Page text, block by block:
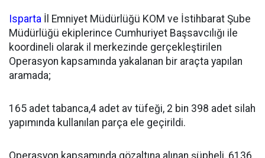
Isparta İl Emniyet Müdürlüğü KOM ve İstihbarat Şube
Müdürlüğü ekiplerince Cumhuriyet Başsavcılığı ile
koordineli olarak il merkezinde gerçekleştirilen
Operasyon kapsamında yakalanan bir araçta yapılan
aramada;
165 adet tabanca,4 adet av tüfeği, 2 bin 398 adet silah
yapımında kullanılan parça ele geçirildi.
Operasyon kapsamında gözaltına alınan şüpheli, 6136